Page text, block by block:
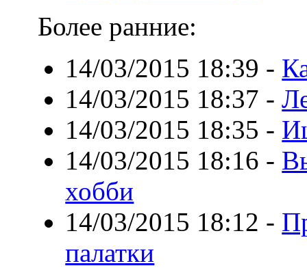
Более ранние:
14/03/2015 18:39 -
14/03/2015 18:37 -
14/03/2015 18:35 -
14/03/2015 18:16 -
хобби
14/03/2015 18:12 -
палатки